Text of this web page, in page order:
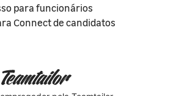
para funcionários
Connect de candidatos